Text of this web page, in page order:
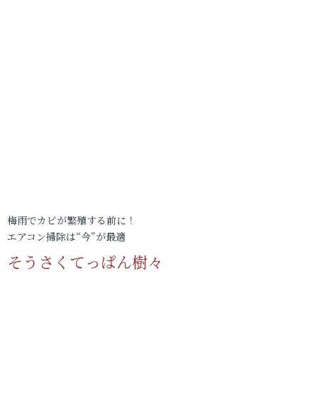
梅雨でカビが繁殖する前に！
エアコン掃除は“今”が最適
そうさくてっぱん樹々